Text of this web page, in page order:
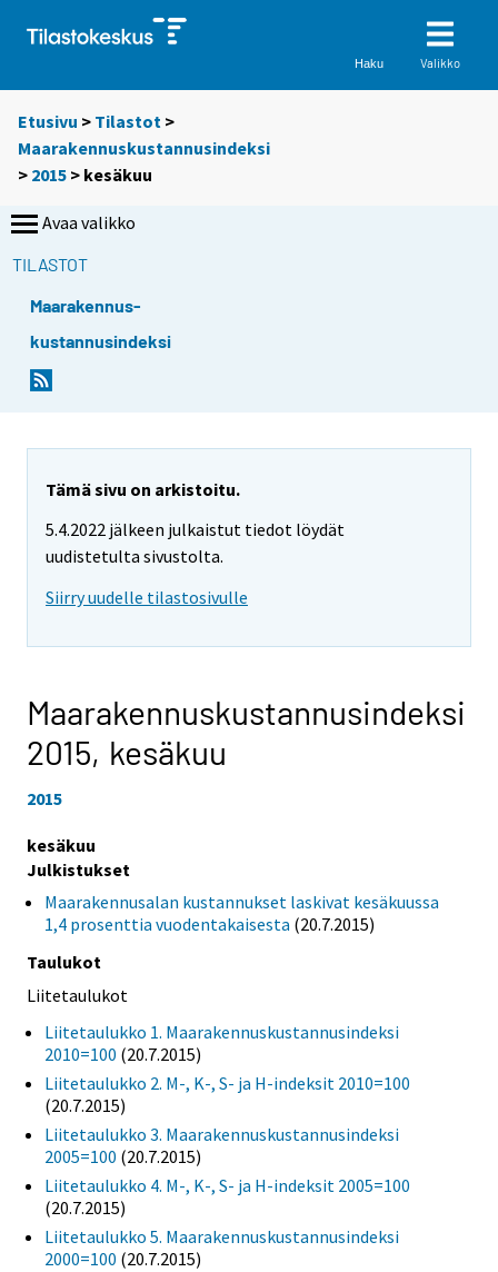
Haku Valikko
Etusivu > Tilastot >
Maarakennuskustannusindeksi
> 2015 > kesäkuu
Avaa valikko
TILASTOT
Maarakennus-
kustannusindeksi
Tämä sivu on arkistoitu.
5.4.2022 jälkeen julkaistut tiedot löydät
uudistetulta sivustolta.
Siirry uudelle tilastosivulle
Maarakennuskustannusindeksi
2015, kesäkuu
2015
kesäkuu
Julkistukset
Maarakennusalan kustannukset laskivat kesäkuussa
1,4 prosenttia vuodentakaisesta (20.7.2015)
Taulukot
Liitetaulukot
Liitetaulukko 1. Maarakennuskustannusindeksi
2010=100 (20.7.2015)
Liitetaulukko 2. M-, K-, S- ja H-indeksit 2010=100
(20.7.2015)
Liitetaulukko 3. Maarakennuskustannusindeksi
2005=100 (20.7.2015)
Liitetaulukko 4. M-, K-, S- ja H-indeksit 2005=100
(20.7.2015)
Liitetaulukko 5. Maarakennuskustannusindeksi
2000=100 (20.7.2015)